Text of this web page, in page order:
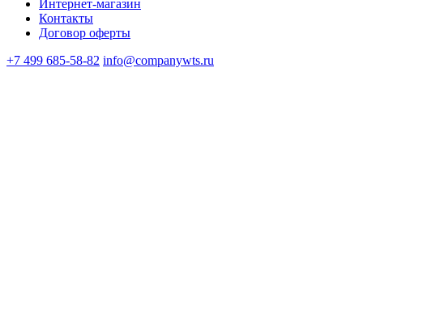
Интернет-магазин
Контакты
Договор оферты
+7 499 685-58-82 info@companywts.ru